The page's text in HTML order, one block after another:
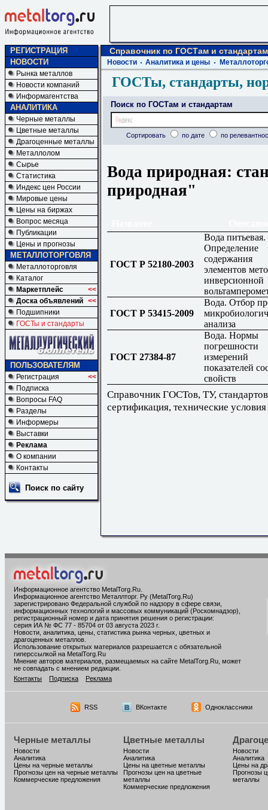
РЕГИСТРАЦИЯ
НОВОСТИ
Рынка металлов
Новости компаний
Информагентства
АНАЛИТИКА
Черные металлы
Цветные металлы
Драгоценные металлы
Металлолом
Сырье
Статистика
Индекс цен России
Мировые цены
Цены на биржах
Вопрос месяца
Публикации
Цены и прогнозы
МЕТАЛЛОТОРГОВЛЯ
Металлоторговля
Каталог
Маркетплейс
<<
Доска объявлений <<
Подшипники
ГОСТы и стандарты
ПОЛЬЗОВАТЕЛЯМ
Регистрация
<<
Подписка
Вопросы FAQ
Разделы
Информеры
Выставки
Реклама
О компании
Контакты
Поиск по сайту
Справочник по ГОСТам и стандартам
Новости Аналитика и цены
ГОСТы, стандарты,
Поиск по ГОСТам и стандартам
Сортировать по дате по
Вода природная:
природная"
ГОСТ Р 52180-2003
Вода питьевая.
Определение
содержания
элементов
инверсионной
ГОСТ Р 53415-2009
Вода. Отбор
анализа
ГОСТ 27384-87
Вода. Нормы
погрешности
измерений
показателей
свойств
Справочник ГОСТов, ТУ,
сертификация, технические условия
Информационное агентство MetalTorg.Ru
Информационное агентство Металлторг. Ру (MetalTorg.Ru)
зарегистрировано Федеральной службой по надзору в сфере связи,
информационных технологий и массовых коммуникаций (Роскомнадзор),
регистрационный номер и дата принятия решения о регистрации:
серия ИА № ФС 77 - 85704 от 03 августа 2023 г.
Новости, аналитика, цены, статистика рынка черных, цветных и
драгоценных металлов.
Использование открытых материалов разрешается с обязательной
гиперссылкой на MetalTorg.Ru
Мнение авторов материалов, размещаемых на сайте MetalTorg.Ru, может
не совпадать с мнением редакции.
Контакты
Подписка Реклама
RSS ВКонтакте Одноклассники
Черные металлы
Новости
Аналитика
Цены на черные металлы
Прогнозы цен на черные металлы
Коммерческие предложения
Цветные металлы
Новости
Аналитика
Цены на цветные металлы
Прогнозы цен на цветные
металлы
Коммерческие предложения
Новости
Аналитика
Цены на
Прогнозы
металлы